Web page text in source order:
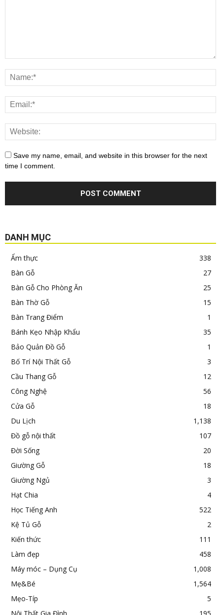
Save my name, email, and website in this browser for the next
time I comment.
DANH MỤC
Ẩm thực
338
Bàn Gỗ
27
Bàn Gỗ Cho Phòng Ăn
25
Bàn Thờ Gỗ
15
Bàn Trang Điểm
1
Bánh Kẹo Nhập Khẩu
35
Bảo Quản Đồ Gỗ
1
Bố Trí Nội Thất Gỗ
3
Cầu Thang Gỗ
12
Công Nghệ
56
Cửa Gỗ
18
Du Lịch
1,138
Đồ gỗ nội thất
107
Đời Sống
20
Giường Gỗ
18
Giường Ngủ
3
Hạt Chia
4
Học Tiếng Anh
522
Kệ Tủ Gỗ
2
Kiến thức
111
Làm đẹp
458
Máy móc – Dụng Cụ
1,008
Mẹ&Bé
1,564
Mẹo-Típ
5